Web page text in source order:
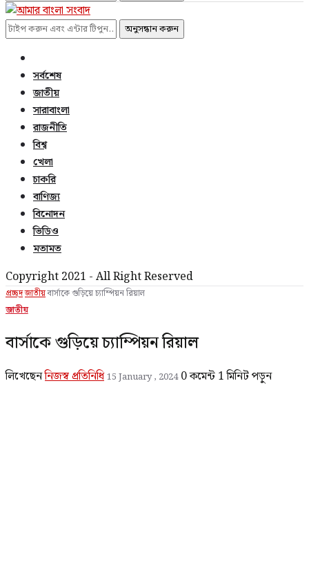
অনুসন্ধান করুন
সর্বশেষ
জাতীয়
সারাবাংলা
রাজনীতি
বিশ্ব
খেলা
চাকরি
বাণিজ্য
বিনোদন
ভিডিও
মতামত
Copyright 2021 - All Right Reserved
প্রচ্ছদজাতীয়বার্সাকে গুড়িয়ে চ্যাম্পিয়ন রিয়াল
জাতীয়
বার্সাকে গুড়িয়ে চ্যাম্পিয়ন রিয়াল
লিখেছেননিজস্ব প্রতিনিধি15 January , 2024 0 কমেন্ট 1 মিনিট পড়ুন